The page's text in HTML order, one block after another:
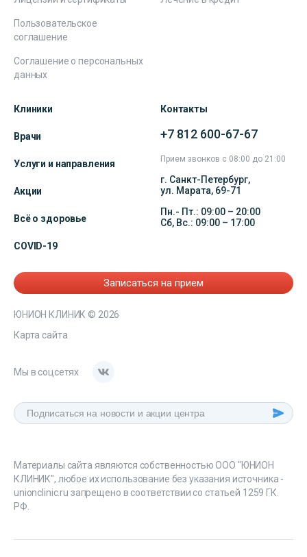
Пользовательское
соглашение
Соглашение о персональных
данных
Клиники
Врачи
Услуги и направления
Акции
Всё о здоровье
COVID-19
Контакты
+7 812 600-67-67
Прием звонков с 08:00 до 21:00
г. Санкт-Петербург,
ул. Марата, 69-71
Пн.- Пт.: 09:00 – 20:00
Сб, Вс.: 09:00 – 17:00
Записаться на прием
ЮНИОН КЛИНИК © 2026
Карта сайта
Мы в соцсетях
Материалы сайта являются собственностью ООО "ЮНИОН
КЛИНИК", любое их использование без указания источника -
unionclinic.ru запрещено в соответствии со статьей 1259 ГК.
РФ.